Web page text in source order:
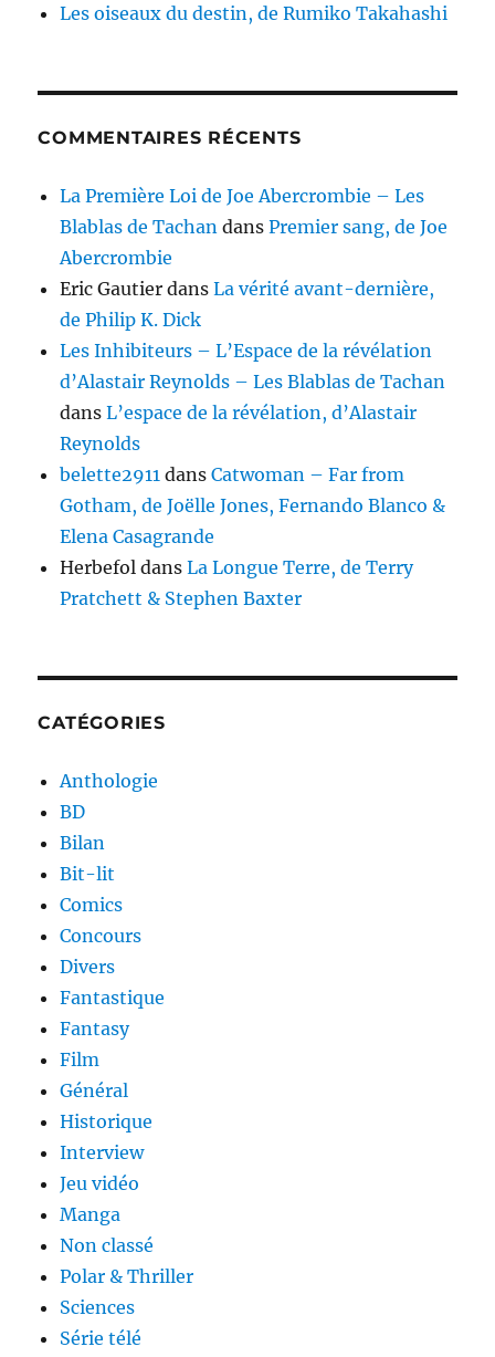
Les oiseaux du destin, de Rumiko Takahashi
COMMENTAIRES RÉCENTS
La Première Loi de Joe Abercrombie – Les
Blablas de Tachan dansPremier sang, de Joe
Abercrombie
Eric Gautier dansLa vérité avant-dernière,
de Philip K. Dick
Les Inhibiteurs – L’Espace de la révélation
d’Alastair Reynolds – Les Blablas de Tachan
dansL’espace de la révélation, d’Alastair
Reynolds
belette2911 dansCatwoman – Far from
Gotham, de Joëlle Jones, Fernando Blanco &
Elena Casagrande
Herbefol dansLa Longue Terre, de Terry
Pratchett & Stephen Baxter
CATÉGORIES
Anthologie
BD
Bilan
Bit-lit
Comics
Concours
Divers
Fantastique
Fantasy
Film
Général
Historique
Interview
Jeu vidéo
Manga
Non classé
Polar & Thriller
Sciences
Série télé